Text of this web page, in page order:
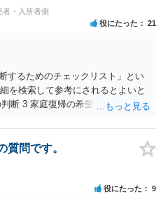
えても、無理に面会交流をする必
を行うことについての申し出があ
ます。 仮に相手から、面会交流さ
）と慰謝料請求してきたとして
れません。 ご心配であれば、審判
律相談してみてください。
者・入所者側
役にたった 21
するためのチェックリスト」とい
を検索して参考にされるとよいと
断 3 家庭復帰の希望 4 保護者への
認めていること 10 子どもの立場
ル 12 精神的安定 13 養育の知識・
築の意思 15 地域、近隣における孤
活基盤の安定 18 子どもの心理的
の支援機能 お母様が別居して引き
質問です。
役にたった 9